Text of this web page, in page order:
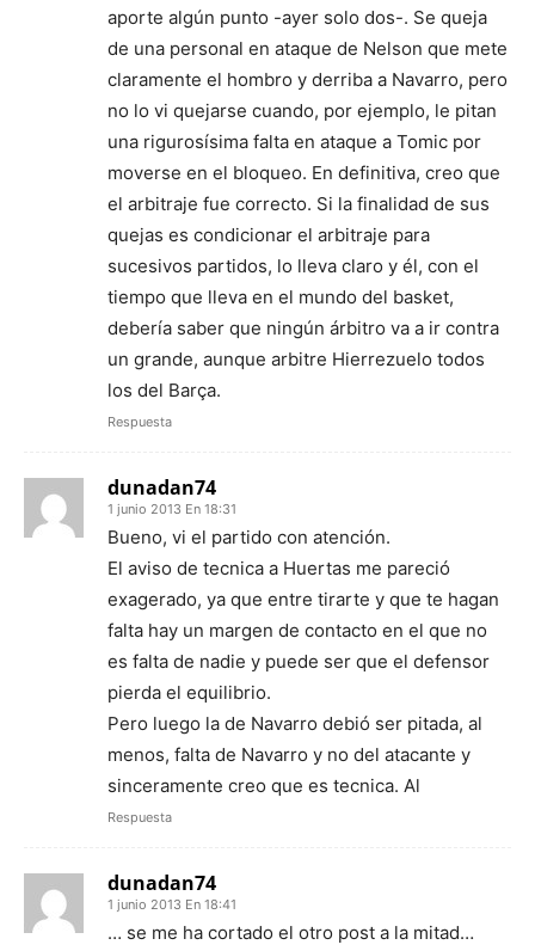
aporte algún punto -ayer solo dos-. Se queja
de una personal en ataque de Nelson que mete
claramente el hombro y derriba a Navarro, pero
no lo vi quejarse cuando, por ejemplo, le pitan
una rigurosísima falta en ataque a Tomic por
moverse en el bloqueo. En definitiva, creo que
el arbitraje fue correcto. Si la finalidad de sus
quejas es condicionar el arbitraje para
sucesivos partidos, lo lleva claro y él, con el
tiempo que lleva en el mundo del basket,
debería saber que ningún árbitro va a ir contra
un grande, aunque arbitre Hierrezuelo todos
los del Barça.
Respuesta
dunadan74
1 junio 2013 En 18:31
Bueno, vi el partido con atención.
El aviso de tecnica a Huertas me pareció
exagerado, ya que entre tirarte y que te hagan
falta hay un margen de contacto en el que no
es falta de nadie y puede ser que el defensor
pierda el equilibrio.
Pero luego la de Navarro debió ser pitada, al
menos, falta de Navarro y no del atacante y
sinceramente creo que es tecnica. Al
Respuesta
dunadan74
1 junio 2013 En 18:41
… se me ha cortado el otro post a la mitad…